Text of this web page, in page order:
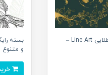
بسته وکتور گل و برگ طلایی Line Art –
و متنوع
خرید